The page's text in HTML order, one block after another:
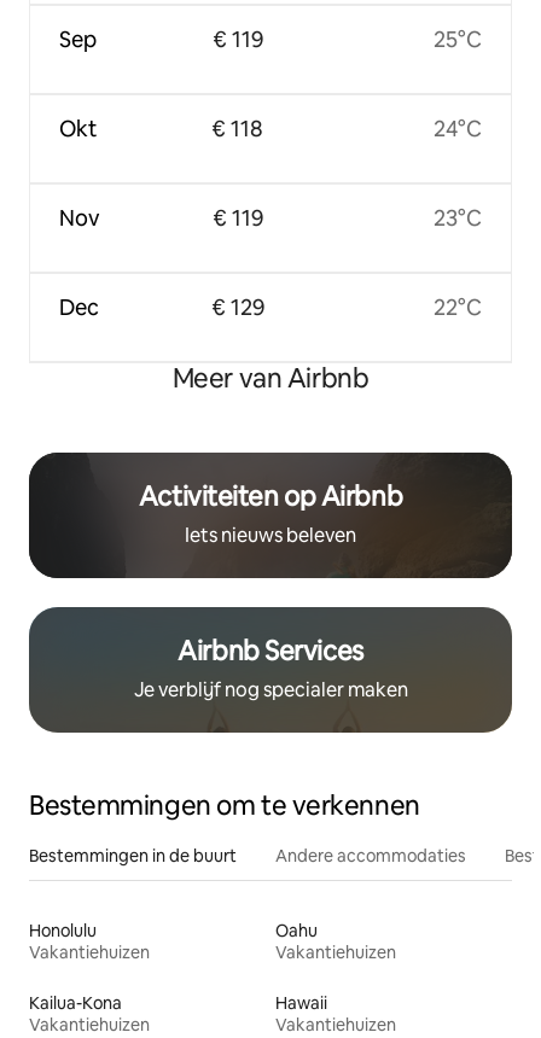
Sep
Okt
Nov
Dec
€ 119
€ 118
€ 119
€ 129
25°C
24°C
23°C
22°C
Meer van Airbnb
Activiteiten op Airbnb
Iets nieuws beleven
Airbnb Services
Je verblijf nog specialer maken
Bestemmingen om te verkennen
Bestemmingen in de buurt Andere accommodaties
Honolulu
Vakantiehuizen
Oahu
Vakantiehuizen
Kailua-Kona
Vakantiehuizen
Hawaii
Vakantiehuizen